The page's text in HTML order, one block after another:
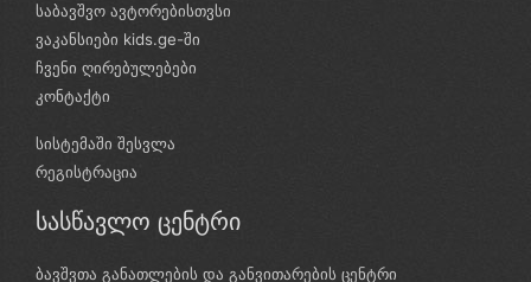
საბავშვო ავტორებისთვსი
ვაკანსიები kids.ge-ში
ჩვენი ღირებულებები
კონტაქტი
სისტემაში შესვლა
რეგისტრაცია
სასწავლო ცენტრი
ბავშვთა განათლების და განვითარების ცენტრი